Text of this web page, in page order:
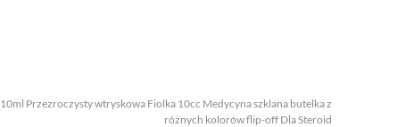
10ml Przezroczysty wtryskowa Fiolka 10cc Medycyna szklana butelka z
różnych kolorów flip-off Dla Steroid